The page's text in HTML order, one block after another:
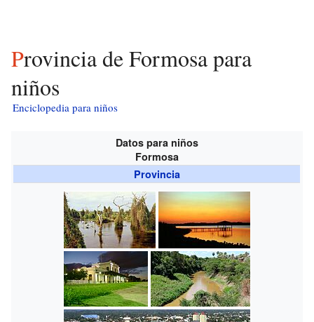
Provincia de Formosa para
niños
Enciclopedia para niños
Datos para niños
Formosa
Provincia